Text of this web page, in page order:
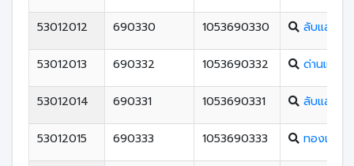
53012012 690330 1053690330 ลับแลศรีวิ
53012013 690332 1053690332 ด่านแม่ค
53012014 690331 1053690331 ลับแลพิท
53012015 690333 1053690333 ทองแสนขั